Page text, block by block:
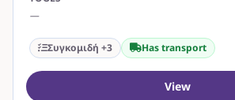
—
Συγκομιδή +3 Has transport
View